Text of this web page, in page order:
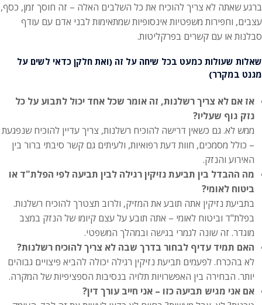
ברגע שאתה לא צריך להוכיח את כל השלבים האלה – זה חוסך זמן, כסף,
עצבים, וחפירות משפטיות אינסופיות שמתאימות לבני אדם עם עודף
סבלנות או עם קשרים בפרקליטות.
שאלות שעולות כמעט בכל שיחה על זה (ואת חלקן כדאי לשים על
מגנט במקרר)
אז אם לא צריך רשלנות, זה אומר שכל אחד יכול לתבוע על כל
נזק גוף שעליו?
ממש לא. גם כשאין דרישה להוכיח רשלנות, צריך עדיין להוכיח שנפגעת
– כולל מסמכים, חוות דעת רפואיות, ולעיתים גם קשר סיבתי ברור בין
האירוע והנזק.
מה ההבדל בין תביעת נזיקין רגילה לבין תביעה לפי הפלת"ד או
ביטוח לאומי?
בתביעת נזיקין אתה תובע את המזיק, ולרוב תצטרך להוכיח רשלנות.
בפלת"ד וביטוח לאומי – אתה תובע על עצם קיומו של הנזק במצב
מוגדר. זה שונה לגמרי בגישה ובמהלך המשפטי.
האם תמיד עדיף לבחור בדרך שבה לא צריך להוכיח רשלנות?
לא בהכרח. לפעמים תביעת נזיקין רגילה יכולה להביא פיצויים גבוהים
יותר. הבחירה בין האפשרויות תלויה בנסיבות הספציפיות של המקרה.
אם אני מגיש תביעה כזו – אני חייב עורך דין?